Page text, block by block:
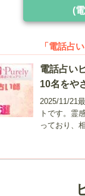
(
「電話占
電話占い
10名をや
2025/11/21
トです。霊
っており、